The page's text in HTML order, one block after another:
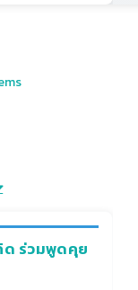
ด ร่วมพูดคุย